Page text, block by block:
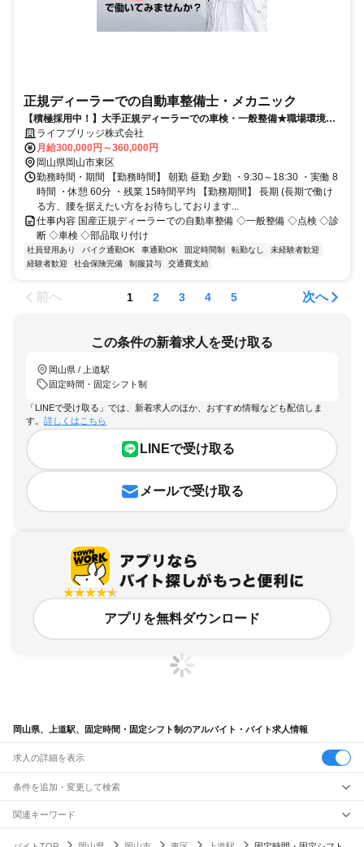
正規ディーラーでの自動車整備士・メカニック
【積極採用中！】大手正規ディーラーでの車検・一般整備★職場環境バ
ッチリ！
ライフブリッジ株式会社
月給300,000円～360,000円
岡山県岡山市東区
勤務時間・期間 【勤務時間】 朝勤 昼勤 夕勤 ・9:30～18:30 ・実働 8
時間 ・休憩 60分 ・残業 15時間平均 【勤務期間】 長期 (長期で働け
る方、腰を据えたい方をお待ちしております...
仕事内容 国産正規ディーラーでの自動車整備 ◇一般整備 ◇点検 ◇診
断 ◇車検 ◇部品取り付け
社員登用あり バイク通勤OK 車通勤OK 固定時間制 転勤なし
未経験者歓迎
経験者歓迎
社会保険完備 制服貸与 交通費支給
前へ 1 2 3 4 5 次へ
この条件の新着求人を受け取る
岡山県 / 上道駅
固定時間・固定シフト制
「LINEで受け取る」では、新着求人のほか、おすすめ情報なども配信しま
す。 詳しくはこちら
LINEで受け取る
メールで受け取る
アプリを無料ダウンロード
岡山県、上道駅、固定時間・固定シフト制のアルバイト・バイト求人情報
求人の詳細を表示
条件を追加・変更して検索
市区町村を追加・変更
駅を追加・変更
関連キーワード